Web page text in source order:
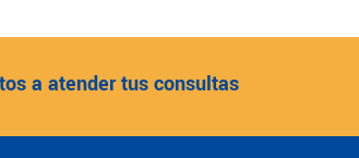
a atender tus consultas